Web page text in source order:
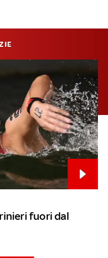
fuori dal